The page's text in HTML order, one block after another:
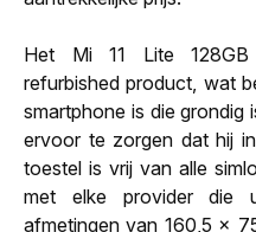
Het Mi 11 Lite
refurbished product, wat
smartphone is die grondig
ervoor te zorgen dat hij
toestel is vrij van alle
met elke provider die
afmetingen van 160,5 x